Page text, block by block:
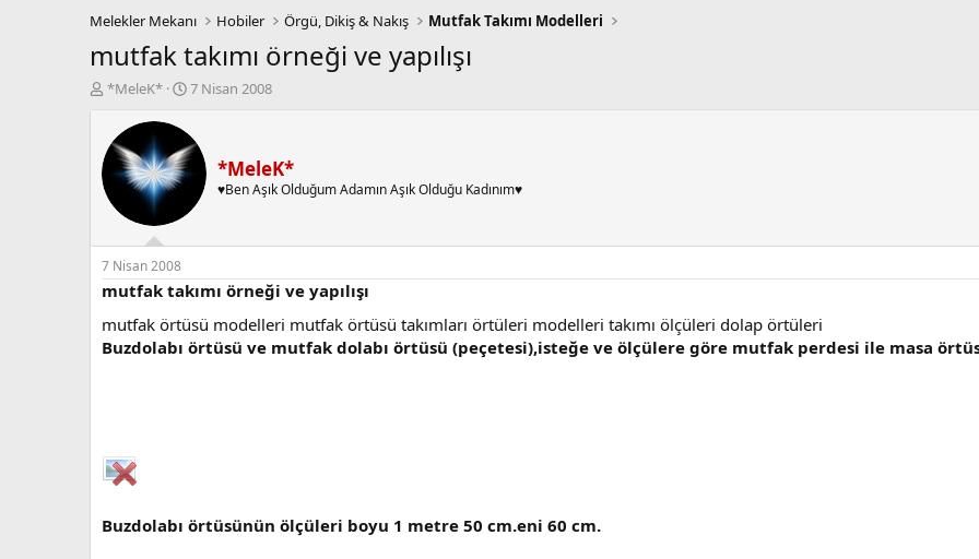
Melekler Mekanı Hobiler Örgü, Dikiş & Nakış Mutfak Takımı Modelleri
mutfak takımı örneği ve yapılışı
K
b
u
a
ş
l
a
t
a
*MeleK*
B
l
g
ç
a
r
i
h
7 Nisan 2008
*MeleK*
♥Ben Aşık Olduğum Adamın Aşık Olduğu Kadınım♥
7 Nisan 2008
mutfak takımı örneği ve yapılışı
mutfak örtüsü modelleri mutfak örtüsü takımları örtüleri modelleri takımı ölçüleri dolap örtüleri
Buzdolabı örtüsü ve mutfak dolabı örtüsü (peçetesi),isteğe ve ölçülere göre mutfak perdesi ile masa
Buzdolabı örtüsünün ölçüleri boyu 1 metre 50 cm.eni 60 cm.